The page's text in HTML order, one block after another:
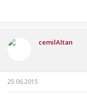
cemilAltan
25.06.2015